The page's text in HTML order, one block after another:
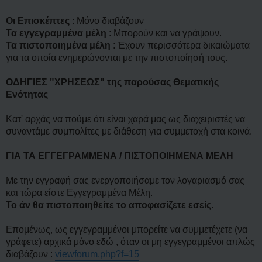
Οι Επισκέπτες : Μόνο διαβάζουν
Τα εγγεγραμμένα μέλη : Μπορούν και να γράψουν.
Τα πιστοποιημένα μέλη : Έχουν περισσότερα δικαιώματα
για τα οποία ενημερώνονται με την πιστοποίησή τους.
ΟΔΗΓΙΕΣ "ΧΡΗΣΕΩΣ" της παρούσας Θεματικής
Ενότητας
Κατ' αρχάς να πούμε ότι είναι χαρά μας ως διαχειριστές να
συναντάμε συμπολίτες με διάθεση για συμμετοχή στα κοινά.
ΓΙΑ ΤΑ ΕΓΓΕΓΡΑΜΜΕΝΑ / ΠΙΣΤΟΠΟΙΗΜΕΝΑ ΜΕΛΗ
Με την εγγραφή σας ενεργοποιήσαμε τον λογαριασμό σας
και τώρα είστε Εγγεγραμμένα Μέλη.
Το άν θα πιστοποιηθείτε το αποφασίζετε εσείς.
Επομένως, ως εγγεγραμμένοι μπορείτε να συμμετέχετε (να
γράφετε) αρχικά μόνο εδώ , όταν οι μη εγγεγραμμένοι απλώς
διαβάζουν : viewforum.php?f=15